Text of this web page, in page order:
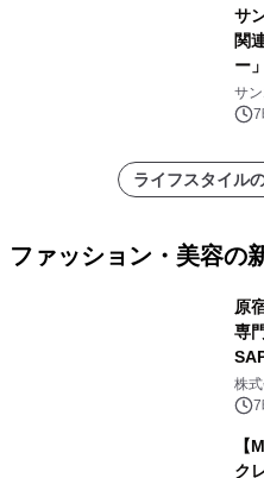
サ
関
ー
れ
サ
7
ライフスタイル
ファッション・美容の
原
専
株
7
【
ク